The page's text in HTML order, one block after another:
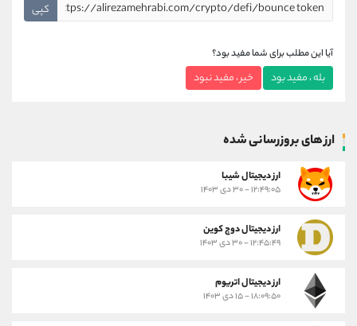
کپی
آیا این مطلب برای شما مفید بود؟
بله ، مفید بود خیر ، مفید نبود
ارز های بروزرسانی شده
ارز ديجيتال شیبا
۱۲:۴۹:۰۵ - ۳۰ دی ۱۴۰۳
ارز دیجیتال دوج کوین
۱۲:۴۵:۴۹ - ۳۰ دی ۱۴۰۳
ارز دیجیتال اتریوم
۱۸:۰۹:۵۰ - ۱۵ دی ۱۴۰۳